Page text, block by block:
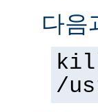
다음
kill
/